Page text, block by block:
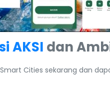
AKSI dan
Cities sekarang dan